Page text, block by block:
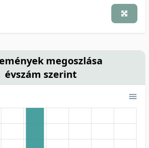
megoszlása
évszám szerint